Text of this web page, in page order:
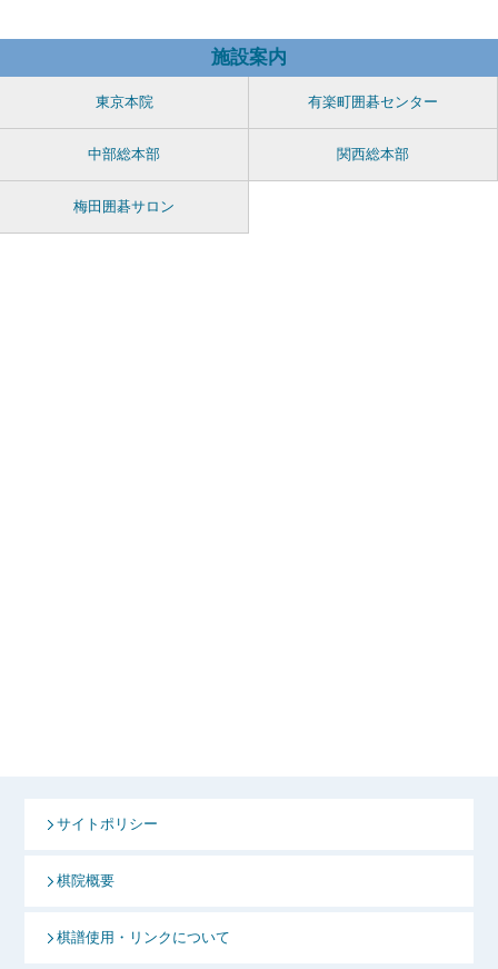
施設案内
東京本院 有楽町囲碁センター
中部総本部 関西総本部
梅田囲碁サロン
サイトポリシー
棋院概要
棋譜使用・リンクについて